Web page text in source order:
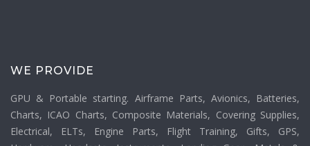
WE PROVIDE
GPU & Portable starting. Airframe Parts, Avionics, Batteries,
Charts, ICAO Charts, Composite Materials, Covering Supplies,
Electrical, ELTs, Engine Parts, Flight Training, Gifts, GPS,